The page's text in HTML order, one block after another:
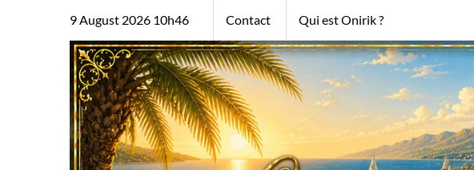
9 August 2026 10h46 Contact Qui est Onirik ?